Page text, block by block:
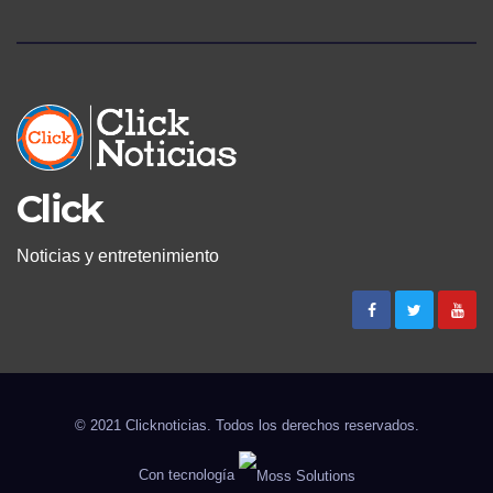
Click
Noticias y entretenimiento
© 2021 Clicknoticias. Todos los derechos reservados.
Con tecnología